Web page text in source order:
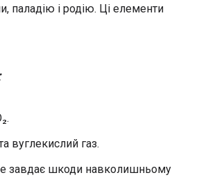
паладію і родію. Ці елементи
вуглекислий газ.
завдає шкоди навколишньому